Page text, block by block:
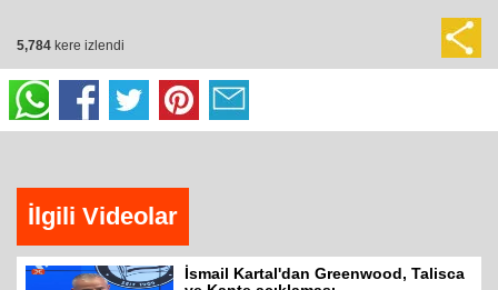
5,784 kere izlendi
İlgili Videolar
İsmail Kartal'dan Greenwood, Talisca